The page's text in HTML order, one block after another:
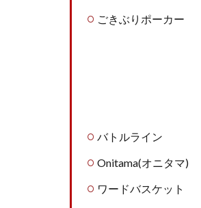
ごきぶりポーカー
バトルライン
Onitama(オニタマ)
ワードバスケット